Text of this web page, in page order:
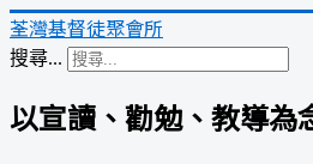
荃灣基督徒聚會所
搜尋...
以宣讀、勸勉、教導為